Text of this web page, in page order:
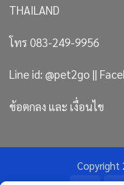
THAILAND
โทร 083-249-9956
Line id: @pet2go ||
ข้อตกลง และ เงื่อนไข
Copyright